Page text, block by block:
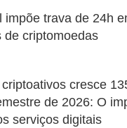
impõe trava de 24h
de criptomoedas
cresce
de 2026: O
serviços digitais